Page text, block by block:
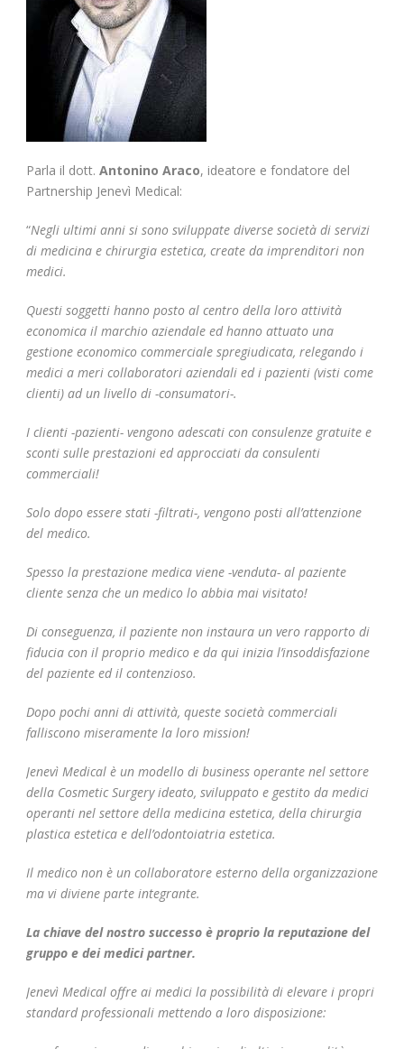
Parla il dott. Antonino Araco, ideatore e fondatore del
Partnership Jenevì Medical:
“Negli ultimi anni si sono sviluppate diverse società di servizi
di medicina e chirurgia estetica, create da imprenditori non
medici.
Questi soggetti hanno posto al centro della loro attività
economica il marchio aziendale ed hanno attuato una
gestione economico commerciale spregiudicata, relegando i
medici a meri collaboratori aziendali ed i pazienti (visti come
clienti) ad un livello di -consumatori-.
I clienti -pazienti- vengono adescati con consulenze gratuite e
sconti sulle prestazioni ed approcciati da consulenti
commerciali!
Solo dopo essere stati -filtrati-, vengono posti all’attenzione
del medico.
Spesso la prestazione medica viene -venduta- al paziente
cliente senza che un medico lo abbia mai visitato!
Di conseguenza, il paziente non instaura un vero rapporto di
fiducia con il proprio medico e da qui inizia l’insoddisfazione
del paziente ed il contenzioso.
Dopo pochi anni di attività, queste società commerciali
falliscono miseramente la loro mission!
Jenevì Medical è un modello di business operante nel settore
della Cosmetic Surgery ideato, sviluppato e gestito da medici
operanti nel settore della medicina estetica, della chirurgia
plastica estetica e dell’odontoiatria estetica.
Il medico non è un collaboratore esterno della organizzazione
ma vi diviene parte integrante.
La chiave del nostro successo è proprio la reputazione del
gruppo e dei medici partner.
Jenevì Medical offre ai medici la possibilità di elevare i propri
standard professionali mettendo a loro disposizione: